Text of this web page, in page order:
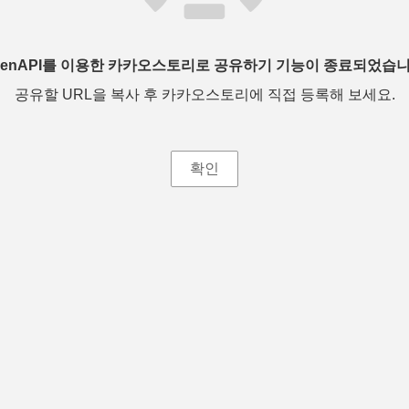
를 이용한 카카오스토리로 공유하기 기능이 종료되었습
공유할 URL을 복사 후 카카오스토리에 직접 등록해 보세요.
확인